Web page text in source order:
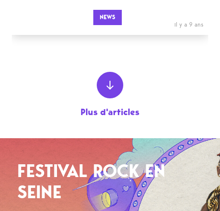
NEWS
il y a 9 ans
Plus d'articles
FESTIVAL ROCK EN
SEINE